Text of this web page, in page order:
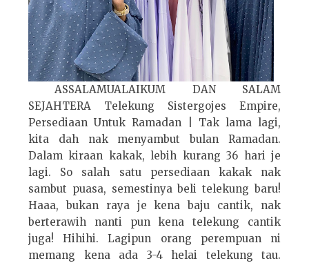
ASSALAMUALAIKUM DAN SALAM
SEJAHTERA Telekung Sistergojes Empire,
Persediaan Untuk Ramadan | Tak lama lagi,
kita dah nak menyambut bulan Ramadan.
Dalam kiraan kakak, lebih kurang 36 hari je
lagi. So salah satu persediaan kakak nak
sambut puasa, semestinya beli telekung baru!
Haaa, bukan raya je kena baju cantik, nak
berterawih nanti pun kena telekung cantik
juga! Hihihi. Lagipun orang perempuan ni
memang kena ada 3-4 helai telekung tau.